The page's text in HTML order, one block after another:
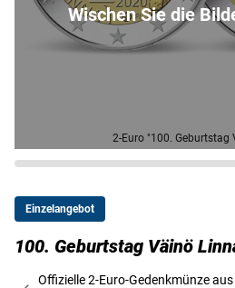
2-Euro "100. Geburtstag
Wischen Sie die
Einzelangebot
100. Geburtstag Väinö
Offizielle 2-Euro-Gedenkmünze